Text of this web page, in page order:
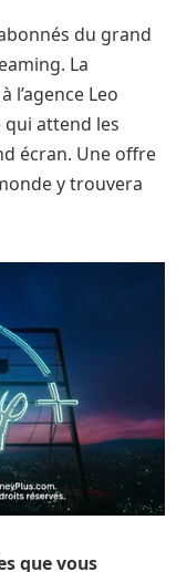
du grand
La
l’agence Leo
qui attend les
écran. Une offre
y trouvera
que vous